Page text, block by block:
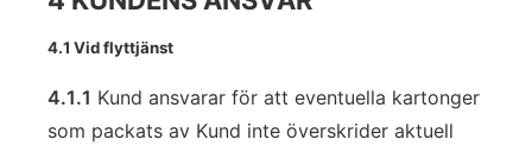
4.1 Vid flyttjänst
4.1.1 Kund ansvarar för att eventuella kartonger
som packats av Kund inte överskrider aktuell